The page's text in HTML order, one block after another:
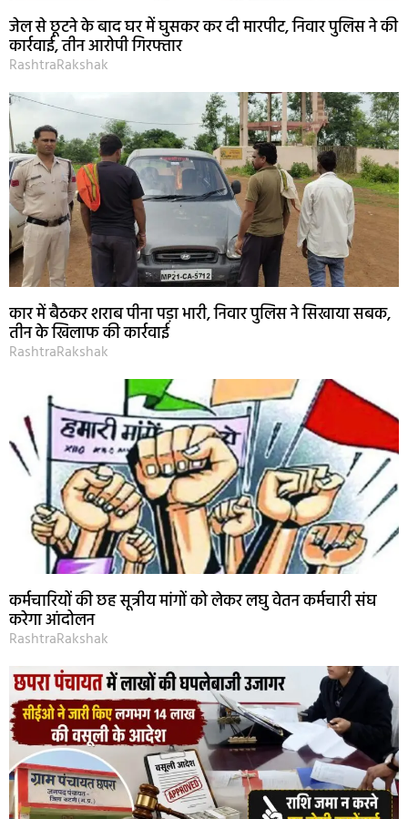
जेल से छूटने के बाद घर में घुसकर कर दी मारपीट, निवार पुलिस ने की
कार्रवाई, तीन आरोपी गिरफ्तार
RashtraRakshak
कार में बैठकर शराब पीना पड़ा भारी, निवार पुलिस ने सिखाया सबक,
तीन के खिलाफ की कार्रवाई
RashtraRakshak
कर्मचारियों की छह सूत्रीय मांगों को लेकर लघु वेतन कर्मचारी संघ
करेगा आंदोलन
RashtraRakshak